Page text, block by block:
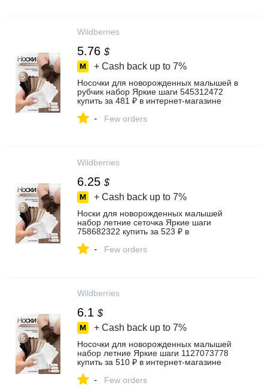
Wildberries
5.76 $
+ Cash back up to 7%
Носочки для новорожденных малышей в
рубчик набор Яркие шаги 545312472
купить за 481 ₽ в интернет‑магазине
- Few orders
Wildberries
6.25 $
+ Cash back up to 7%
Носки для новорожденных малышей
набор летние сеточка Яркие шаги
758682322 купить за 523 ₽ в
- Few orders
Wildberries
6.1 $
+ Cash back up to 7%
Носочки для новорожденных малышей
набор летние Яркие шаги 1127073778
купить за 510 ₽ в интернет‑магазине
- Few orders